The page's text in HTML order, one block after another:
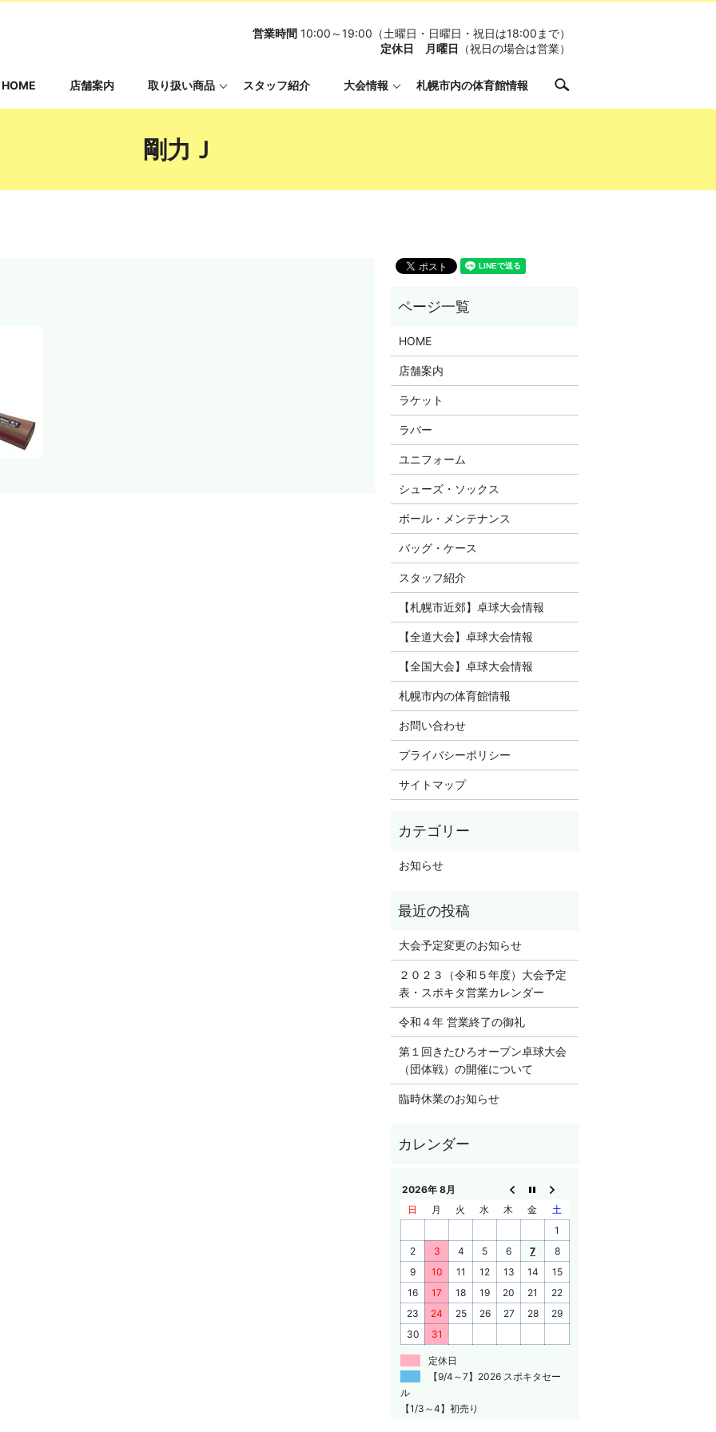
営業時間 10:00～19:00（土曜日・日曜日・祝日は18:00まで）
定休日 月曜日
（祝日の場合は営業）
HOME 店舗案内 取り扱い商品 スタッフ紹介 大会情報 札幌市内の体育館情報 search
剛力Ｊ
HOME
店舗案内
ラケット
ラバー
ユニフォーム
シューズ・ソックス
ボール・メンテナンス
バッグ・ケース
スタッフ紹介
【札幌市近郊】卓球大会情報
【全道大会】卓球大会情報
【全国大会】卓球大会情報
札幌市内の体育館情報
お問い合わせ
プライバシーポリシー
サイトマップ
お知らせ
大会予定変更のお知らせ
２０２３（令和５年度）大会予定
表・スポキタ営業カレンダー
令和４年 営業終了の御礼
第１回きたひろオープン卓球大会
（団体戦）の開催について
臨時休業のお知らせ
2026年 8月
日
月 火 水 木 金
土
1
2
3 4 5 6 7
8
9
10 11 12 13 14
15
16
17 18 19 20 21
22
23
24 25 26 27 28
29
30
31
定休日
【9/4～7】2026 スポキタセー
ル
【1/3～4】初売り